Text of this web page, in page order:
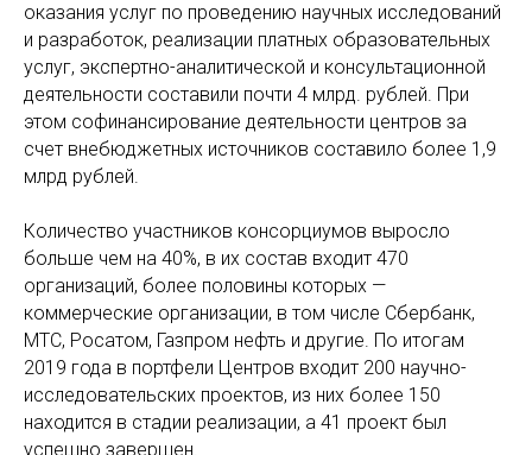
оказания услуг по проведению научных исследований
и разработок, реализации платных образовательных
услуг, экспертно-аналитической и консультационной
деятельности составили почти 4 млрд. рублей. При
этом софинансирование деятельности центров за
счет внебюджетных источников составило более 1,9
млрд рублей.
Количество участников консорциумов выросло
больше чем на 40%, в их состав входит 470
организаций, более половины которых —
коммерческие организации, в том числе Сбербанк,
МТС, Росатом, Газпром нефть и другие. По итогам
2019 года в портфели Центров входит 200 научно-
исследовательских проектов, из них более 150
находится в стадии реализации, а 41 проект был
успешно завершен.